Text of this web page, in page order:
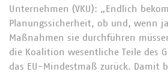
Unternehmen (VKU): „Endlich
Planungssicherheit, ob und, wenn
Maßnahmen sie durchführen
die Koalition wesentliche Teile des
das EU-Mindestmaß zurück. Damit